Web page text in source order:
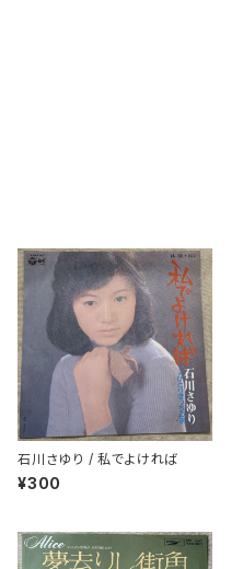
石川さゆり / 私でよければ
¥300